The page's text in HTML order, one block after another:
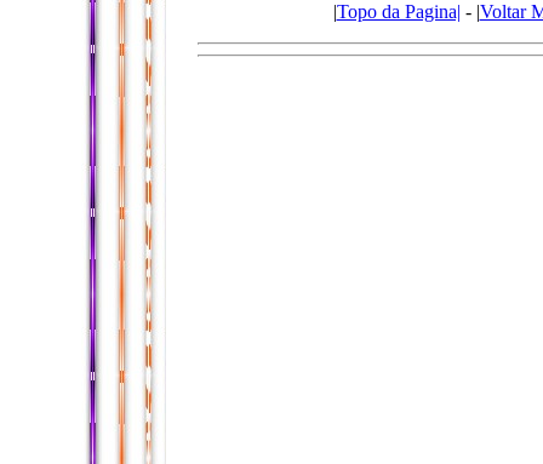
|Topo da Pagina| - |Voltar